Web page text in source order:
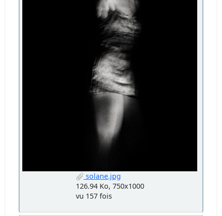
solane.jpg
126.94 Ko, 750x1000
vu 157 fois